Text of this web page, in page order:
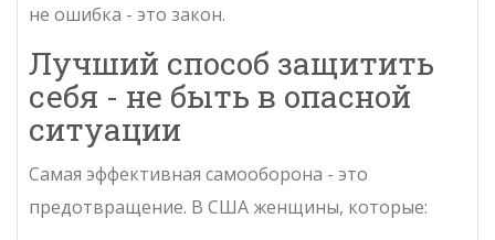
не ошибка - это закон.
Лучший способ защитить
себя - не быть в опасной
ситуации
Самая эффективная самооборона - это
предотвращение. В США женщины, которые: